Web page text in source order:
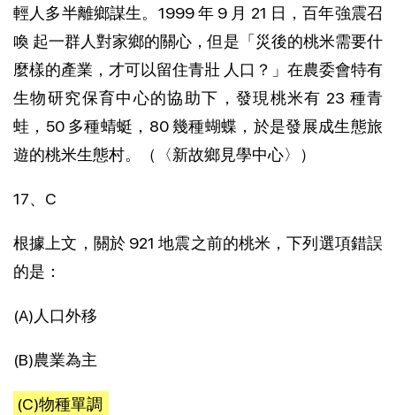
輕人多半離鄉謀生。1999 年 9 月 21 日，百年強震召
喚 起一群人對家鄉的關心，但是「災後的桃米需要什
麼樣的產業，才可以留住青壯 人口？」在農委會特有
生物研究保育中心的協助下，發現桃米有 23 種青
蛙，50 多種蜻蜓，80 幾種蝴蝶，於是發展成生態旅
遊的桃米生態村。（〈新故鄉見學中心〉）
17、C
根據上文，關於 921 地震之前的桃米，下列選項錯誤
的是：
(A)人口外移
(B)農業為主
(C)物種單調